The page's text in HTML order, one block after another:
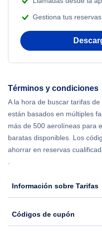
Flights from Nueva York to
Flights from Shanghai to
Flights from Delhi to
Flights from Chicago to
Flights from Nueva York to
Flights from Nueva York to
Gestiona tus
Términos y condiciones
A la hora de buscar tarifas
están basados en múltiples
más de 500 aerolíneas para
baratas disponibles. Los
ahorrar en reservas
.
Información sobre Tarifas
Códigos de cupón